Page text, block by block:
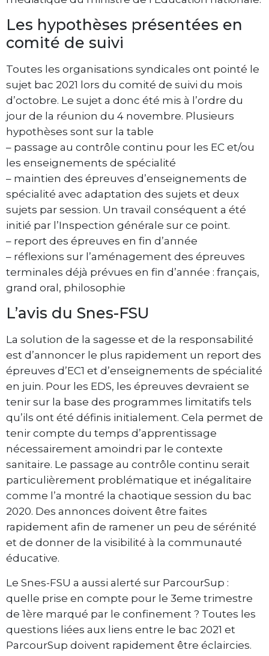
Les hypothèses présentées en
comité de suivi
Toutes les organisations syndicales ont pointé le
sujet bac 2021 lors du comité de suivi du mois
d’octobre. Le sujet a donc été mis à l’ordre du
jour de la réunion du 4 novembre. Plusieurs
hypothèses sont sur la table
– passage au contrôle continu pour les EC et/ou
les enseignements de spécialité
– maintien des épreuves d’enseignements de
spécialité avec adaptation des sujets et deux
sujets par session. Un travail conséquent a été
initié par l’Inspection générale sur ce point.
– report des épreuves en fin d’année
– réflexions sur l’aménagement des épreuves
terminales déjà prévues en fin d’année : français,
grand oral, philosophie
L’avis du Snes-FSU
La solution de la sagesse et de la responsabilité
est d’annoncer le plus rapidement un report des
épreuves d’EC1 et d’enseignements de spécialité
en juin. Pour les EDS, les épreuves devraient se
tenir sur la base des programmes limitatifs tels
qu’ils ont été définis initialement. Cela permet de
tenir compte du temps d’apprentissage
nécessairement amoindri par le contexte
sanitaire. Le passage au contrôle continu serait
particulièrement problématique et inégalitaire
comme l’a montré la chaotique session du bac
2020. Des annonces doivent être faites
rapidement afin de ramener un peu de sérénité
et de donner de la visibilité à la communauté
éducative.
Le Snes-FSU a aussi alerté sur ParcourSup :
quelle prise en compte pour le 3eme trimestre
de 1ère marqué par le confinement ? Toutes les
questions liées aux liens entre le bac 2021 et
ParcourSup doivent rapidement être éclaircies.